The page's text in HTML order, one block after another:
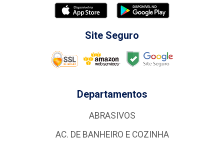
Site Seguro
Departamentos
ABRASIVOS
AC. DE BANHEIRO E COZINHA